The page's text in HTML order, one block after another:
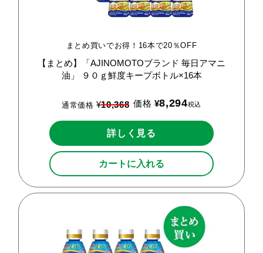
まとめ買いでお得！16本で20％OFF
【まとめ】「AJINOMOTOブランド 毎日アマニ
油」
９０ｇ鮮度キープボトル×16本
通常価格 ¥10,368 価格 ¥8,294税込
詳しく見る
カートに入れる